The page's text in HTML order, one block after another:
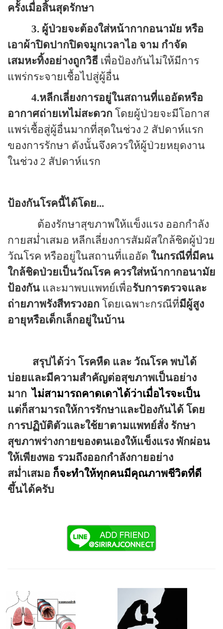
ครั้งเมื่อสิ้นสุดรักษา
3. ผู้ป่วยจะต้องใส่หน้ากากอนามัย หรือ
เอาผ้าปิดปากปิดจมูกเวลาไอ จาม กำจัด
เสมหะทิ้งอย่างถูกวิธี เพื่อป้องกันไม่ให้มีการ
แพร่กระจายเชื้อไปสู่ผู้อื่น
4.หลีกเลี่ยงการอยู่ในสถานที่แออัดหรือ
อากาศถ่ายเทไม่สะดวก โดยผู้ป่วยจะมีโอกาส
แพร่เชื้อสู่ผู้อื่นมากที่สุดในช่วง 2 สัปดาห์แรก
ของการรักษา ดังนั้นจึงควรให้ผู้ป่วยหยุดงาน
ในช่วง 2 สัปดาห์แรก
ป้องกันโรคนี้ได้โดย...
ต้องรักษาสุขภาพให้แข็งแรง ออกกำลัง
กายสม่ำเสมอ หลีกเลี่ยงการสัมผัสใกล้ชิดผู้ป่วย
วัณโรค หรืออยู่ในสถานที่แออัด ในกรณีที่มีคน
ใกล้ชิดป่วยเป็นวัณโรค ควรใส่หน้ากากอนามัย
ป้องกัน และมาพบแพทย์เพื่อรับการตรวจและ
ถ่ายภาพรังสีทรวงอก โดยเฉพาะกรณีที่มีผู้สูง
อายุหรือเด็กเล็กอยู่ในบ้าน
สรุปได้ว่า โรคหืด และ วัณโรค พบได้
บ่อยและมีความสำคัญต่อสุขภาพเป็นอย่าง
มาก ไม่สามารถคาดเดาได้ว่าเมื่อไรจะเป็น
แต่ก็สามารถให้การรักษาและป้องกันได้ โดย
การปฏิบัติตัวและใช้ยาตามแพทย์สั่ง รักษา
สุขภาพร่างกายของตนเองให้แข็งแรง พักผ่อน
ให้เพียงพอ รวมถึงออกกำลังกายอย่าง
สม่ำเสมอ ก็จะทำให้ทุกคนมีคุณภาพชีวิตที่ดี
ขึ้นได้ครับ